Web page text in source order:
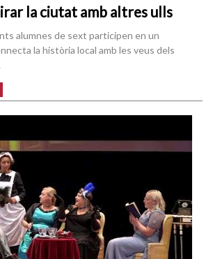
la ciutat amb altres ulls
alumnes de sext participen en un
la història local amb les veus dels